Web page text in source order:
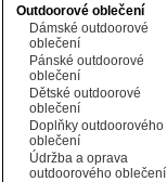
Outdoorové oblečení
Dámské outdoorové
oblečení
Pánské outdoorové
oblečení
Dětské outdoorové
oblečení
Doplňky outdoorového
oblečení
Údržba a oprava
outdoorového oblečení